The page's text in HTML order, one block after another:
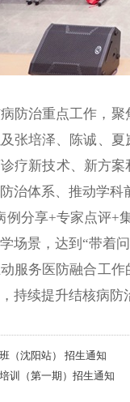
防治重点工作，
张培泽、陈诚、
疗新技术、新方
治体系、推动学科
例分享+专家点评+
场景，达到“带着
务医防融合工作
持续提升结核病
（沈阳站） 招生通知
训（第一期）招生通知